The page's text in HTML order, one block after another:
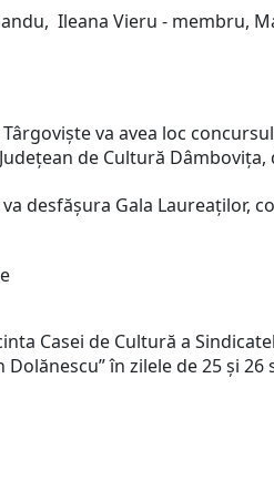
Ileana Vieru - membru,
va avea loc
de Cultură
desfășura Gala Laureaților,
Casei de Cultură a
în zilele de 25 și 26